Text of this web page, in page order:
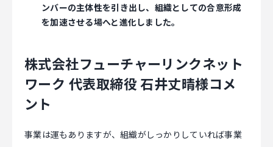
ンバーの主体性を引き出し、組織としての合意形成
を加速させる場へと進化しました。
株式会社フューチャーリンクネット
ワーク 代表取締役 石井丈晴様コメ
ント
事業は運もありますが、組織がしっかりしていれば事業